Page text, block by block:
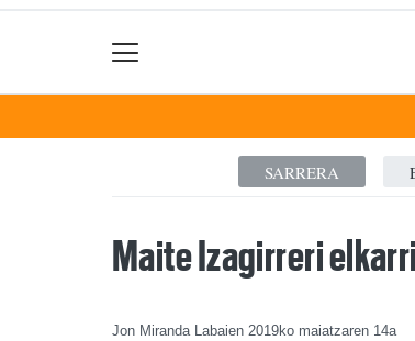
SARRERA
Maite Izagirreri
Jon Miranda Labaien 2019ko maiatzaren 14a